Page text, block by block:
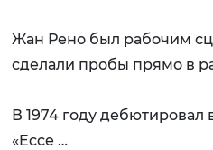
Жан Рено был рабочим
сделали пробы прямо в
В 1974 году дебютировал
«Ecce …